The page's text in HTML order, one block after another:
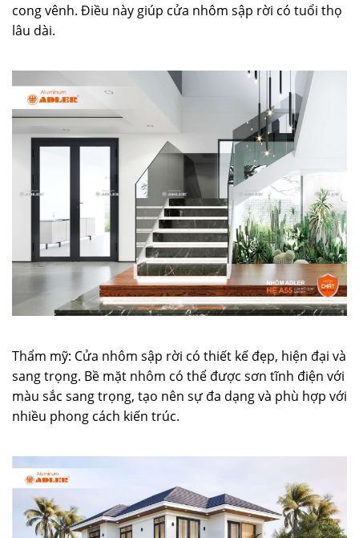
cong vênh. Điều này giúp cửa nhôm sập rời có tuổi thọ
lâu dài.
Thẩm mỹ: Cửa nhôm sập rời có thiết kế đẹp, hiện đại và
sang trọng. Bề mặt nhôm có thể được sơn tĩnh điện với
màu sắc sang trọng, tạo nên sự đa dạng và phù hợp với
nhiều phong cách kiến trúc.